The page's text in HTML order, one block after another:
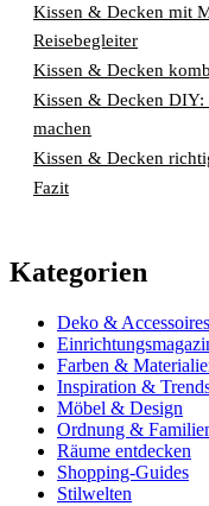
Kissen & Decken mit
Reisebegleiter
Kissen & Decken
Kissen & Decken DIY:
machen
Kissen & Decken
Fazit
Kategorien
Deko & Accessoires
Farben &
Inspiration &
Möbel & Design
Ordnung &
Räume entdecken
Shopping-Guides
Stilwelten